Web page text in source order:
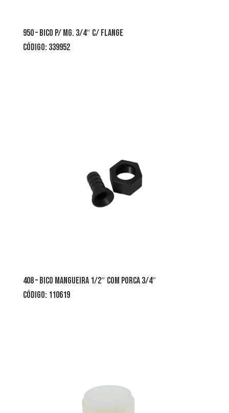
950 – bico p/ mg. 3/4″ c/ flange
CÓDIGO: 339952
408 – bico mangueira 1/2″ com porca 3/4″
CÓDIGO: 110619